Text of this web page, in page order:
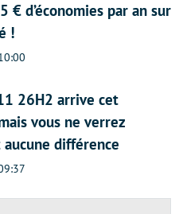
€ d’économies par an sur
!
26H2 arrive cet
vous ne verrez
différence